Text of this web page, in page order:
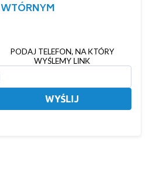
WTÓRNYM
PODAJ TELEFON, NA KTÓRY
WYŚLEMY LINK
WYŚLIJ